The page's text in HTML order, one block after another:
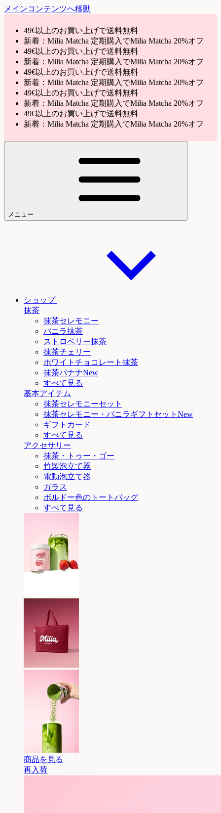
メインコンテンツへ移動
49€以上のお買い上げで送料無料
新着：Milia Matcha 定期購入でMilia Matcha 20%オフ
49€以上のお買い上げで送料無料
新着：Milia Matcha 定期購入でMilia Matcha 20%オフ
49€以上のお買い上げで送料無料
新着：Milia Matcha 定期購入でMilia Matcha 20%オフ
49€以上のお買い上げで送料無料
新着：Milia Matcha 定期購入でMilia Matcha 20%オフ
49€以上のお買い上げで送料無料
新着：Milia Matcha 定期購入でMilia Matcha 20%オフ
メニュー
ショップ
抹茶
抹茶セレモニー
バニラ抹茶
ストロベリー抹茶
抹茶チェリー
ホワイトチョコレート抹茶
抹茶バナナNew
すべて見る
基本アイテム
抹茶セレモニーセット
抹茶セレモニー ・バニラギフトセットNew
ギフトカード
すべて見る
アクセサリー
抹茶・トゥー・ゴー
竹製泡立て器
電動泡立て器
ガラス
ボルドー色のトートバッグ
すべて見る
商品を見る
再入荷